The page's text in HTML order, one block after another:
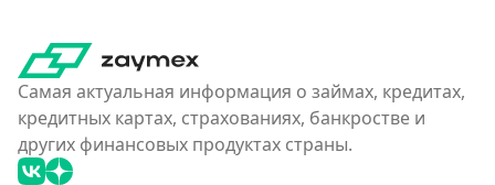
Самая актуальная информация о займах, кредитах,
кредитных картах, страхованиях, банкростве и
других финансовых продуктах страны.